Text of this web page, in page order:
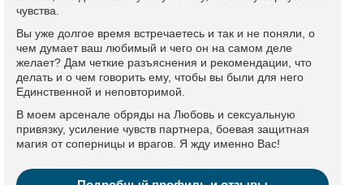
чувства.
Вы уже долгое время встречаетесь и так и не поняли, о
чем думает ваш любимый и чего он на самом деле
желает? Дам четкие разъяснения и рекомендации, что
делать и о чем говорить ему, чтобы вы были для него
Единственной и неповторимой.
В моем арсенале обряды на Любовь и сексуальную
привязку, усиление чувств партнера, боевая защитная
магия от соперницы и врагов. Я жду именно Вас!